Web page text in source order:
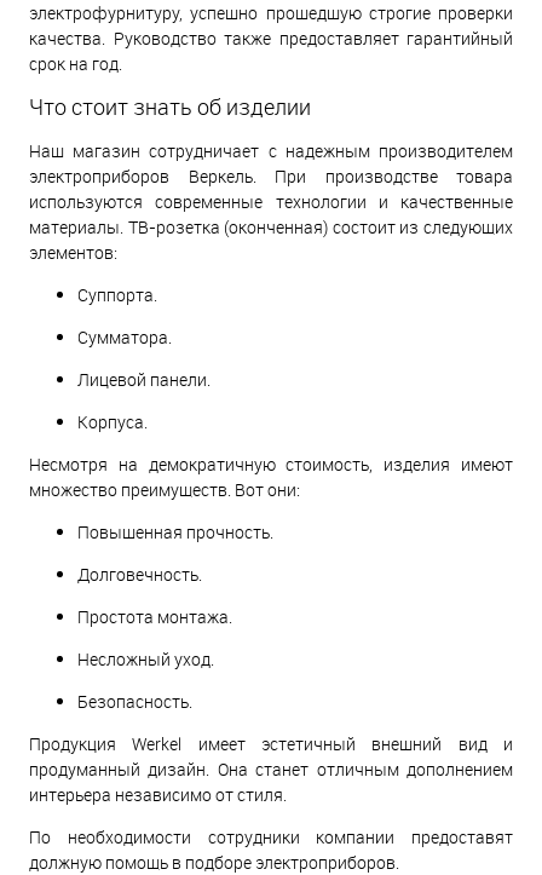
электрофурнитуру, успешно прошедшую строгие проверки
качества. Руководство также предоставляет гарантийный
срок на год.
Что стоит знать об изделии
Наш магазин сотрудничает с надежным производителем
электроприборов Веркель. При производстве товара
используются современные технологии и качественные
материалы. ТВ-розетка (оконченная) состоит из следующих
элементов:
Суппорта.
Сумматора.
Лицевой панели.
Корпуса.
Несмотря на демократичную стоимость, изделия имеют
множество преимуществ. Вот они:
Повышенная прочность.
Долговечность.
Простота монтажа.
Несложный уход.
Безопасность.
Продукция Werkel имеет эстетичный внешний вид и
продуманный дизайн. Она станет отличным дополнением
интерьера независимо от стиля.
По необходимости сотрудники компании предоставят
должную помощь в подборе электроприборов.